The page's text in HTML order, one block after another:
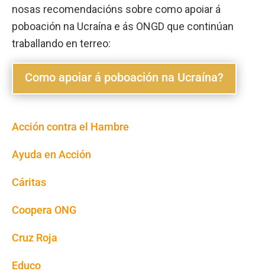
nosas recomendacións sobre como apoiar á
poboación na Ucraína e ás ONGD que continúan
traballando en terreo:
Como apoiar á poboación na Ucraína?
Acción contra el Hambre
Ayuda en Acción
Cáritas
Coopera ONG
Cruz Roja
Educo